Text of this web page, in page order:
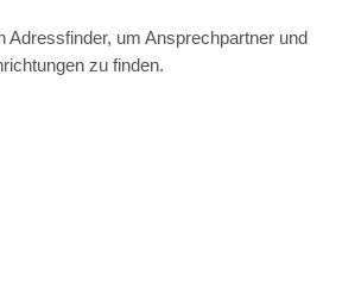
Adressfinder, um Ansprechpartner und
zu finden.